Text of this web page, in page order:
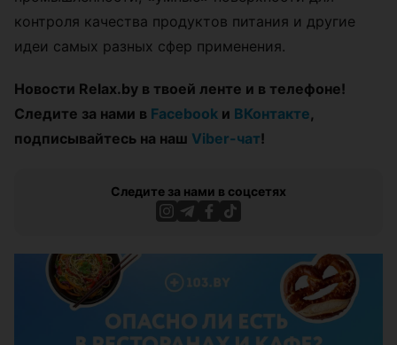
контроля качества продуктов питания и другие
идеи самых разных сфер применения.
Новости Relax.by в твоей ленте и в телефоне!
Следите за нами в Facebook и ВКонтакте,
подписывайтесь на наш Viber-чат!
Следите за нами в соцсетях